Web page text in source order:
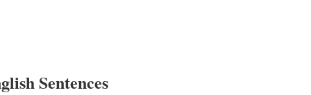
Sentences